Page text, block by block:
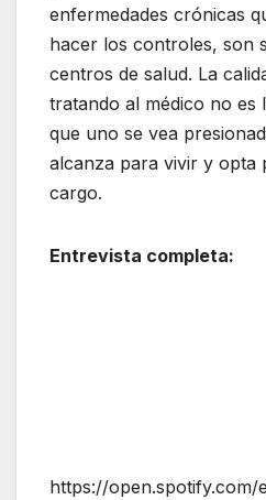
enfermedades crónicas
hacer los controles, son
centros de salud. La
tratando al médico no es
que uno se vea
alcanza para vivir y opta
cargo.
Entrevista completa:
https://open.spotify.com/